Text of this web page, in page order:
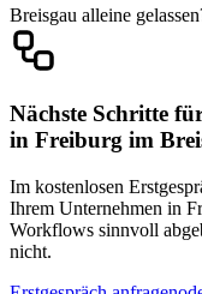
Breisgau alleine
Nächste Schritte
in Freiburg im
Im kostenlosen
Ihrem Unternehmen in
Workflows sinnvoll
nicht.